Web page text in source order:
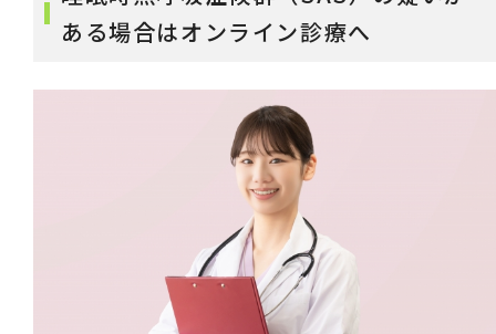
ある場合はオンライン診療へ